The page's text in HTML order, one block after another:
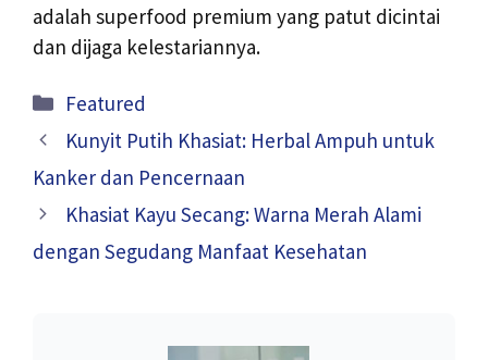
adalah superfood premium yang patut dicintai
dan dijaga kelestariannya.
Kategori
Featured
Kunyit Putih Khasiat: Herbal Ampuh untuk
Kanker dan Pencernaan
Khasiat Kayu Secang: Warna Merah Alami
dengan Segudang Manfaat Kesehatan